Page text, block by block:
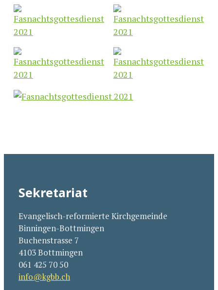
Sekretariat
Evangelisch-reformierte Kirchgemeinde
Binningen-Bottmingen
Buchenstrasse 7
4103 Bottmingen
061 425 70 50
info@kgbb.ch